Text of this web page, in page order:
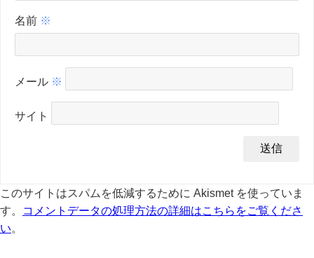
名前 ※
メール ※
サイト
このサイトはスパムを低減するために Akismet を使っていま
す。
コメントデータの処理方法の詳細はこちらをご覧くださ
い。